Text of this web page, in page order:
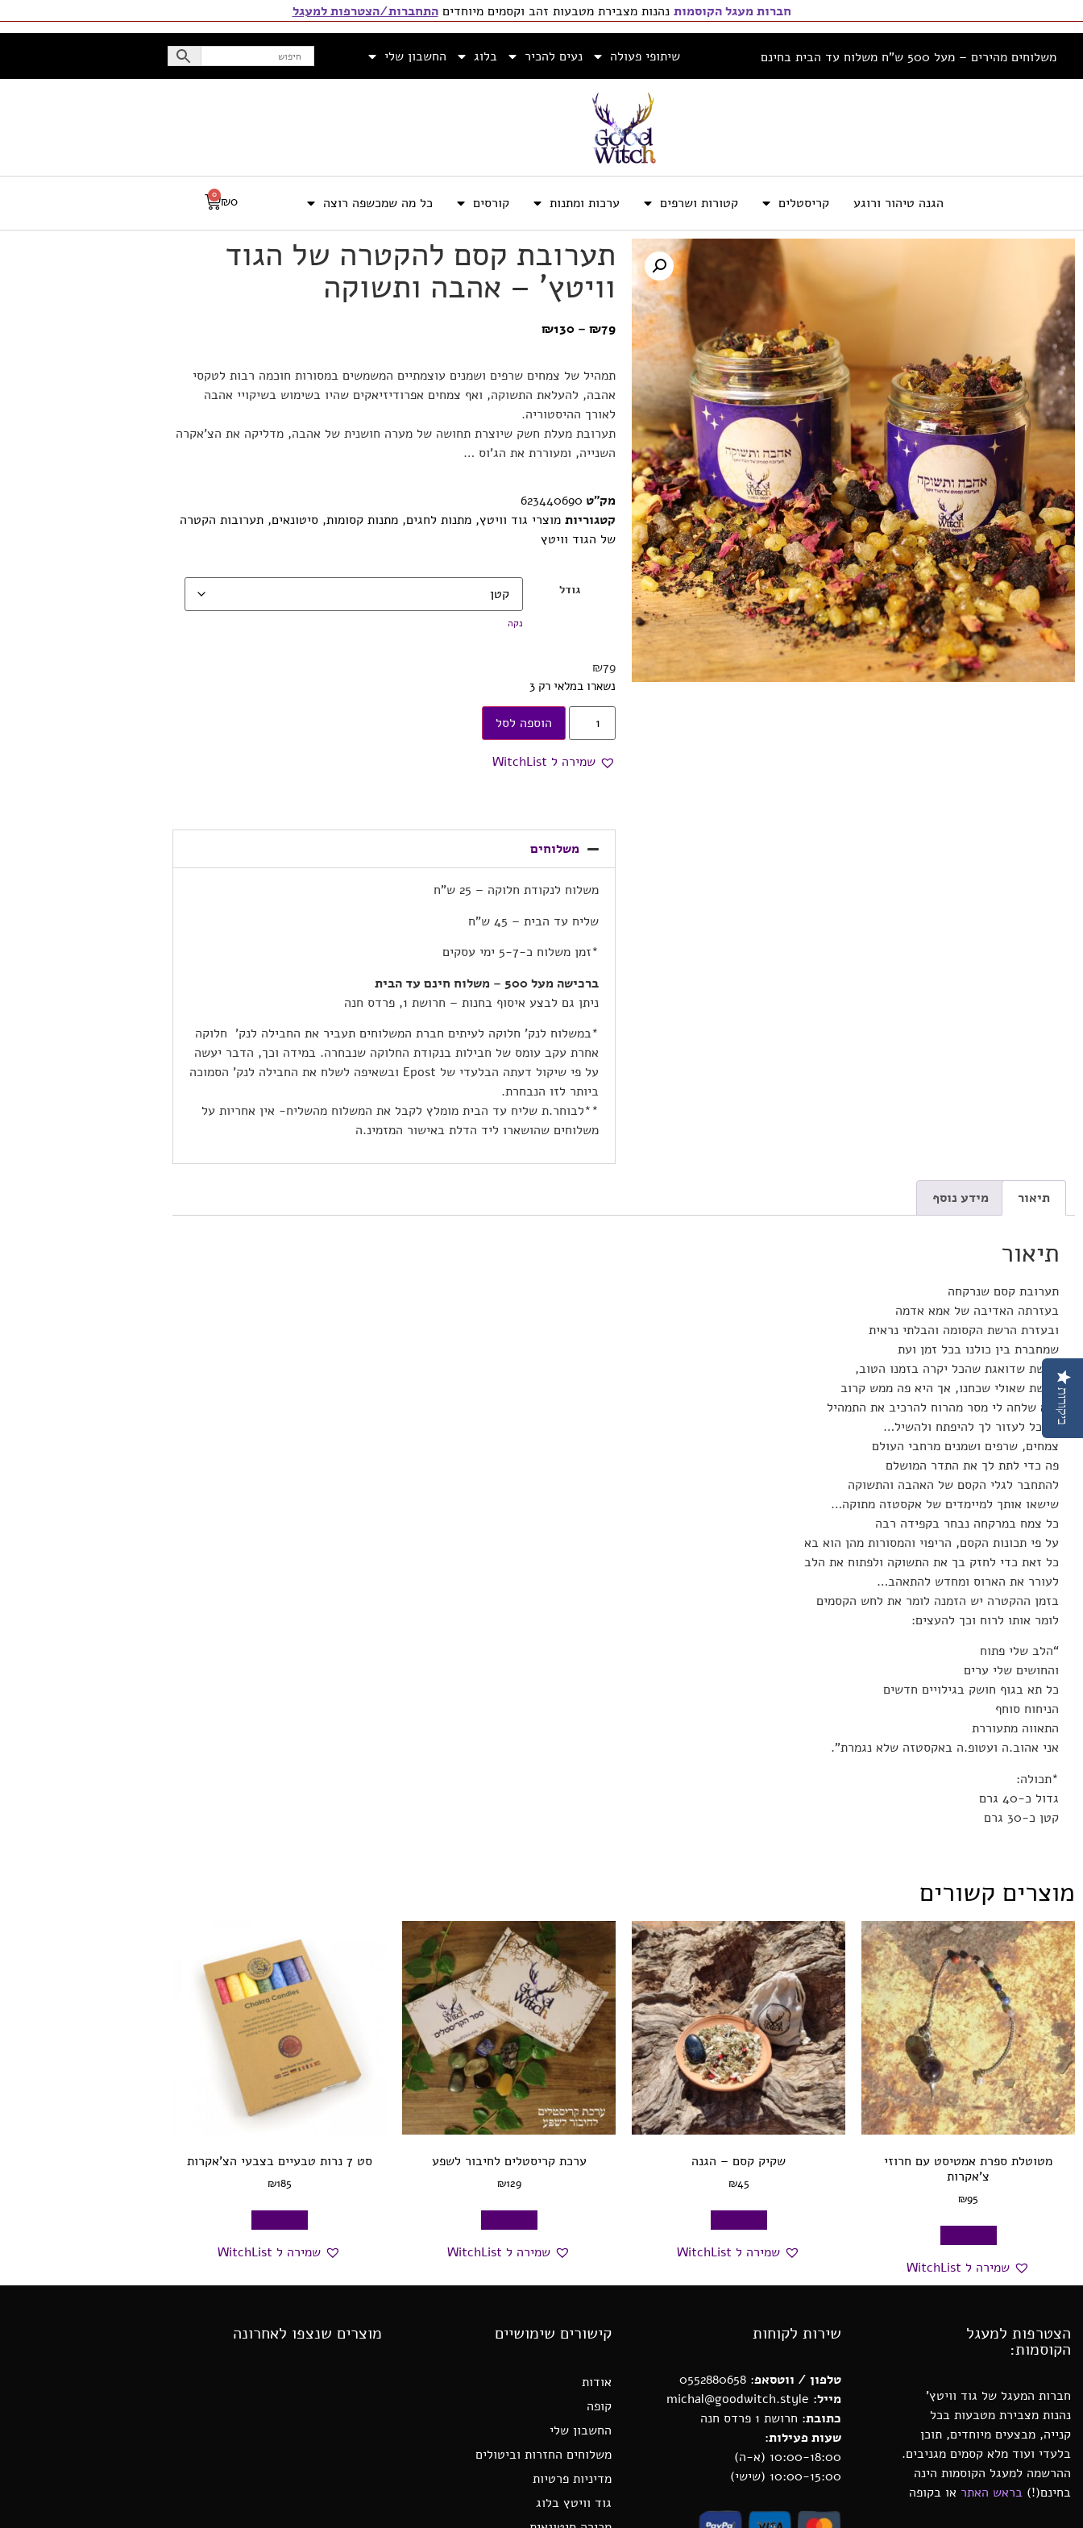
חברות מעגל הקוסמות נהנות מצבירת מטבעות זהב וקסמים מיוחדיםהתחברות/הצטרפות למעגל
משלוחים מהירים – מעל 500 ש”ח משלוח עד הבית בחינם שיתופי פעולה נעים להכיר בלוג החשבון שלי
הגנה טיהור ורוגע קריסטלים קטורות ושרפים ערכות ומתנות קורסים כל מה שמכשפה רוצה ₪0
0
ביקורות
תערובת קסם להקטרה של הגוד
וויטץ’ – אהבה ותשוקה
₪79
–
₪130
תמהיל של צמחים שרפים ושמנים עוצמתיים המשמשים במסורות חוכמה רבות לטקסי
אהבה, להעלאת התשוקה, ואף צמחים אפרודיזיאקים שהיו בשימוש בשיקויי אהבה
לאורך ההיסטוריה.
תערובת מעלת חשק שיוצרת תחושה של מערה חושנית של אהבה, מדליקה את הצ’אקרה
השנייה, ומעוררת את הג’וס …
מק"ט 623440690
קטגוריות מוצרי גוד וויטץ, מתנות לחגים, מתנות קסומות, סיטונאים, תערובות הקטרה
של הגוד וויטץ
גודל
נקה
₪79
נשארו במלאי רק 3
הוספה לסל
שמירה ל WitchList
משלוחים
משלוח לנקודת חלוקה – 25 ש”ח
שליח עד הבית – 45 ש”ח
*זמן משלוח כ-5-7 ימי עסקים
ברכישה מעל 500 – משלוח חינם עד הבית
ניתן גם לבצע איסוף בחנות – חרושת 1, פרדס חנה
*במשלוח לנק’ חלוקה לעיתים חברת המשלוחים תעביר את החבילה לנק’ חלוקה
אחרת עקב עומס של חבילות בנקודת החלוקה שנבחרה. במידה וכך, הדבר יעשה
על פי שיקול דעתה הבלעדי של Epost ובשאיפה לשלח את החבילה לנק’ הסמוכה
ביותר לזו הנבחרת.
**לבוחר.ת שליח עד הבית מומלץ לקבל את המשלוח מהשליח- אין אחריות על
משלוחים שהושארו ליד הדלת באישור המזמינ.ה
תיאור מידע נוסף
תיאור
תערובת קסם שנרקחה
בעזרתה האדיבה של אמא אדמה
ובעזרת הרשת הקסומה והבלתי נראית
שמחברת בין כולנו בכל זמן ועת
הרשת שדואגת שהכל יקרה בזמנו הטוב,
הרשת שאולי שכחנו, אך היא פה ממש קרוב
היא שלחה לי מסר מהרוח להרכיב את התמהיל
שיוכל לעזור לך להיפתח ולהשיל…
צמחים, שרפים ושמנים מרחבי העולם
פה כדי לתת לך את התדר המושלם
להתחבר לגלי הקסם של האהבה והתשוקה
שישאו אותך למיימדים של אקסטזה מתוקה…
כל צמח במרקחה נבחר בקפידה רבה
על פי תכונות הקסם, הריפוי והמסורות מהן הוא בא
כל זאת כדי לחזק בך את התשוקה ולפתוח את הלב
לעורר את הארוס ומחדש להתאהב…
בזמן ההקטרה יש הזמנה לומר את לחש הקסמים
לומר אותו לרוח וכך להעצים:
“הלב שלי פתוח
והחושים שלי ערים
כל תא בגוף חושק בגילויים חדשים
הניחוח סוחף
התאווה מתעוררת
אני אהוב.ה ועטופ.ה באקסטזה שלא נגמרת”.
*תכולה:
גדול כ-40 גרם
קטן כ-30 גרם
מוצרים קשורים
מטוטלת ספרת אמטיסט עם חרוזי
צ’אקרות
₪95
שמירה ל WitchList
שקיק קסם – הגנה
₪45
שמירה ל WitchList
ערכת קריסטלים לחיבור לשפע
₪129
שמירה ל WitchList
סט 7 נרות טבעיים בצבעי הצ’אקרות
₪185
שמירה ל WitchList
הצטרפות למעגל
הקוסמות:
חברות המעגל של גוד וויטץ’
נהנות מצבירת מטבעות בכל
קנייה, מבצעים מיוחדים, תוכן
בלעדי ועוד מלא קסמים מגניבים.
ההרשמה למעגל הקוסמות הינה
בחינם(!) בראש האתר או בקופה
שירות לקוחות
טלפון / ווטסאפ: 0552880658
מייל:
כתובת: חרושת 1 פרדס חנה
שעות פעילות:
10:00-18:00 (א-ה)
10:00-15:00 (שישי)
קישורים שימושיים
אודות
קופה
החשבון שלי
משלוחים החזרות וביטולים
מדיניות פרטיות
גוד וויטץ בלוג
מוצרים שנצפו לאחרונה